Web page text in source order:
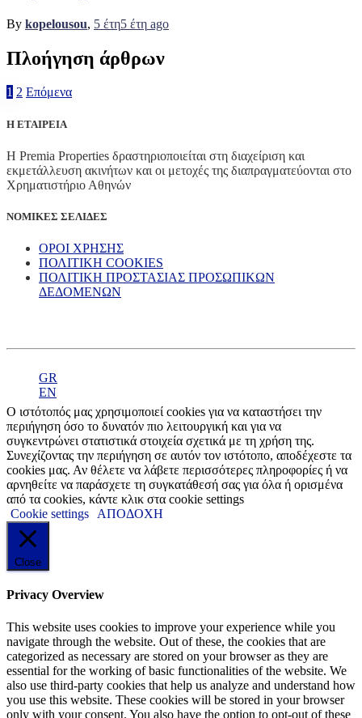
By kopelousou, 5 έτη5 έτη ago
Πλοήγηση άρθρων
1 2 Επόμενα
Η ΕΤΑΙΡΕΙΑ
Η Premia Properties δραστηριοποιείται στη διαχείριση και
εκμετάλλευση ακινήτων και οι μετοχές της διαπραγματεύονται στο
Χρηματιστήριο Αθηνών
ΝΟΜΙΚΕΣ ΣΕΛΙΔΕΣ
ΟΡΟΙ ΧΡΗΣΗΣ
ΠΟΛΙΤΙΚΗ COOKIES
ΠΟΛΙΤΙΚΗ ΠΡΟΣΤΑΣΙΑΣ ΠΡΟΣΩΠΙΚΩΝ
ΔΕΔΟΜΕΝΩΝ
GR
EN
Ο ιστότοπός μας χρησιμοποιεί cookies για να καταστήσει την
περιήγηση όσο το δυνατόν πιο λειτουργική και για να
συγκεντρώνει στατιστικά στοιχεία σχετικά με τη χρήση της.
Συνεχίζοντας την περιήγηση σε αυτόν τον ιστότοπο, αποδέχεστε τα
cookies μας. Αν θέλετε να λάβετε περισσότερες πληροφορίες ή να
αρνηθείτε να παράσχετε τη συγκατάθεσή σας για όλα ή ορισμένα
από τα cookies, κάντε κλικ στα cookie settings
Cookie settings
ΑΠΟΔΟΧΗ
Close
Privacy Overview
This website uses cookies to improve your experience while you
navigate through the website. Out of these, the cookies that are
categorized as necessary are stored on your browser as they are
essential for the working of basic functionalities of the website. We
also use third-party cookies that help us analyze and understand how
you use this website. These cookies will be stored in your browser
only with your consent. You also have the option to opt-out of these